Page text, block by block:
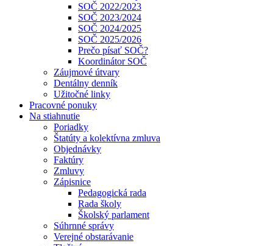
SOČ 2022/2023
SOČ 2023/2024
SOČ 2024/2025
SOČ 2025/2026
Prečo písať SOČ?
Koordinátor SOČ
Záujmové útvary
Dentálny denník
Užitočné linky
Pracovné ponuky
Na stiahnutie
Poriadky
Štatúty a kolektívna zmluva
Objednávky
Faktúry
Zmluvy
Zápisnice
Pedagogická rada
Rada školy
Školský parlament
Súhrnné správy
Verejné obstarávanie